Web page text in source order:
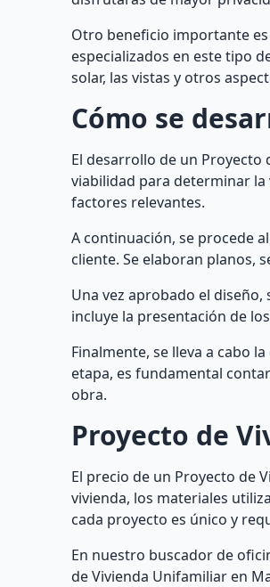
Otro beneficio importante
especializados en este tipo
solar, las vistas y otros
Cómo se
El desarrollo de un Proyecto
viabilidad para determinar
factores relevantes.
A continuación, se procede
cliente. Se elaboran planos,
Una vez aprobado el
incluye la presentación de
Finalmente, se lleva a cabo
etapa, es fundamental
obra.
Proyecto de
El precio de un Proyecto de
vivienda, los materiales
cada proyecto es único y
En nuestro buscador de
de Vivienda Unifamiliar en